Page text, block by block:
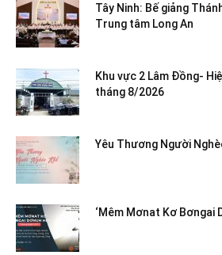
Tây Ninh: Bế giảng
Trung tâm Long An
Khu vực 2 Lâm Đồng-
tháng 8/2026
Yêu Thương Người
‘Mêm Mơnat Kơ Bơngai